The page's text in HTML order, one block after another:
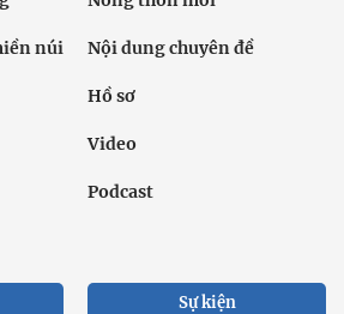
núi Nội dung chuyên đề
Hồ sơ
Video
Podcast
Sự kiện